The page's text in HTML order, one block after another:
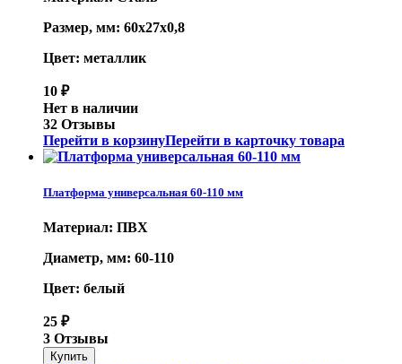
Размер, мм: 60х27х0,8
Цвет: металлик
10 ₽
Нет в наличии
32 Отзывы
Перейти в корзинуПерейти в карточку товара
Платформа универсальная 60-110 мм
Материал: ПВХ
Диаметр, мм: 60-110
Цвет: белый
25 ₽
3 Отзывы